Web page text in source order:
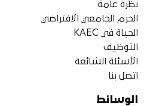
نظرة عامة
الحرم الجامعي الافتراضي
الحياة في KAEC
التوظيف
الأسئلة الشائعة
اتصل بنا
الوسائط